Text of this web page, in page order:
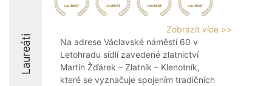
Laureáti
Zobrazit více >>
Na adrese Václavské náměstí 60 v
Letohradu sídlí zavedené zlatnictví
Martin Žďárek – Zlatník – Klenotník,
které se vyznačuje spojením tradičních